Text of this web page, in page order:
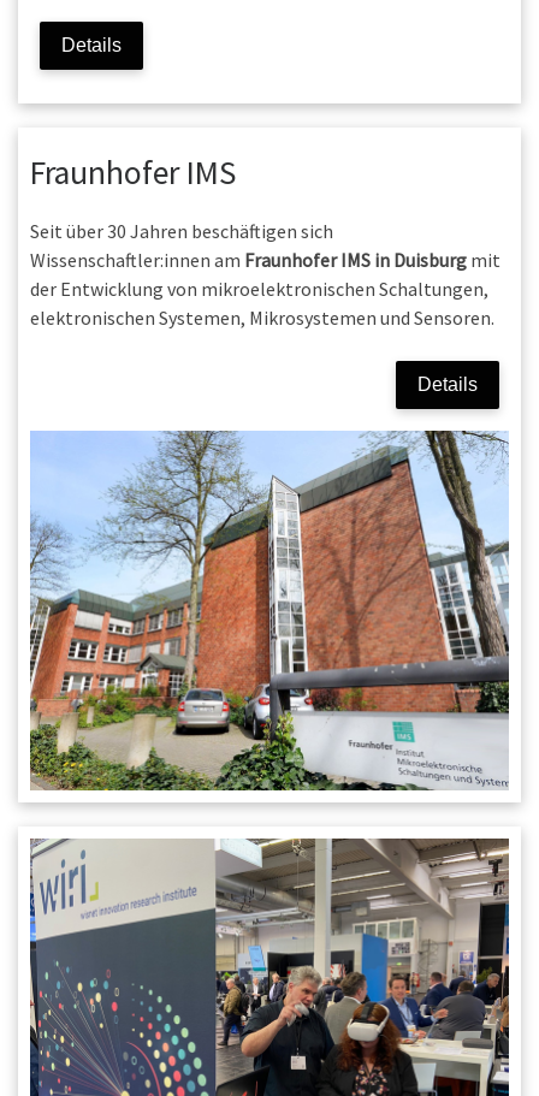
Details
Fraunhofer IMS
Seit über 30 Jahren beschäftigen sich
Wissenschaftler:innen am Fraunhofer IMS in Duisburg mit
der Entwicklung von mikroelektronischen Schaltungen,
elektronischen Systemen, Mikrosystemen und Sensoren.
Details